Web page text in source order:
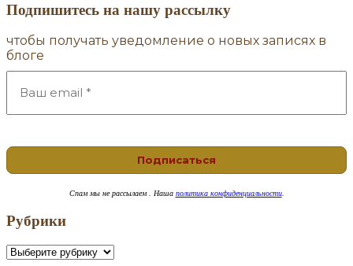
Подпишитесь на нашу рассылку
чтобы получать уведомление о новых записях в
блоге
Спам мы не рассылаем . Наша политика конфиденциальности.
Рубрики
Рубрики